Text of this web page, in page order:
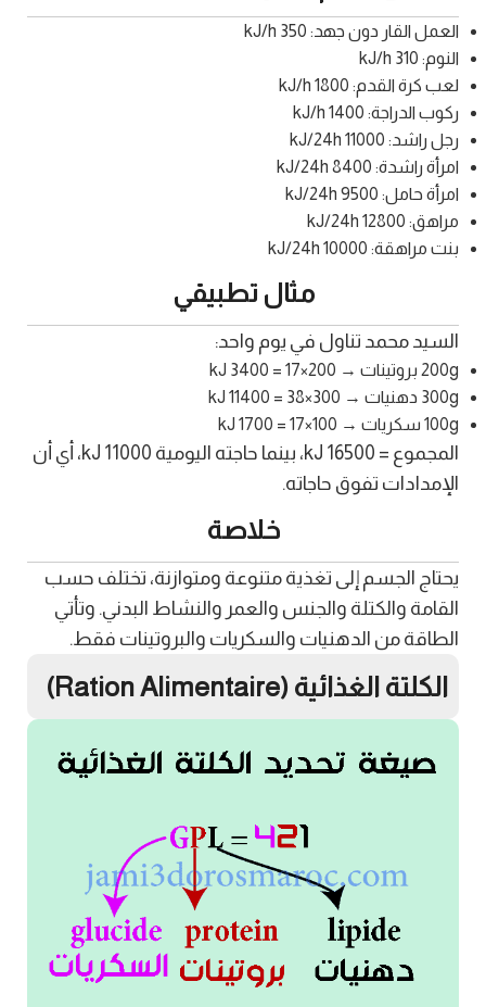
العمل القار دون جهد: 350 kJ/h
النوم: 310 kJ/h
لعب كرة القدم: 1800 kJ/h
ركوب الدراجة: 1400 kJ/h
رجل راشد: 11000 kJ/24h
امرأة راشدة: 8400 kJ/24h
امرأة حامل: 9500 kJ/24h
مراهق: 12800 kJ/24h
بنت مراهقة: 10000 kJ/24h
مثال تطبيقي
السيد محمد تناول في يوم واحد:
200g بروتينات → 200×17 = 3400 kJ
300g دهنيات → 300×38 = 11400 kJ
100g سكريات → 100×17 = 1700 kJ
المجموع = 16500 kJ، بينما حاجته اليومية 11000 kJ، أي أن
الإمدادات تفوق حاجاته.
خلاصة
يحتاج الجسم إلى تغذية متنوعة ومتوازنة، تختلف حسب
القامة والكتلة والجنس والعمر والنشاط البدني. وتأتي
الطاقة من الدهنيات والسكريات والبروتينات فقط.
الكلتة الغذائية (Ration Alimentaire)